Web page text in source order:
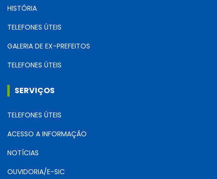
HISTÓRIA
TELEFONES ÚTEIS
GALERIA DE EX-PREFEITOS
TELEFONES ÚTEIS
SERVIÇOS
TELEFONES ÚTEIS
ACESSO A INFORMAÇÃO
NOTÍCIAS
OUVIDORIA/E-SIC